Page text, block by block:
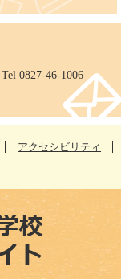
0827-46-1006
アクセシビリティ